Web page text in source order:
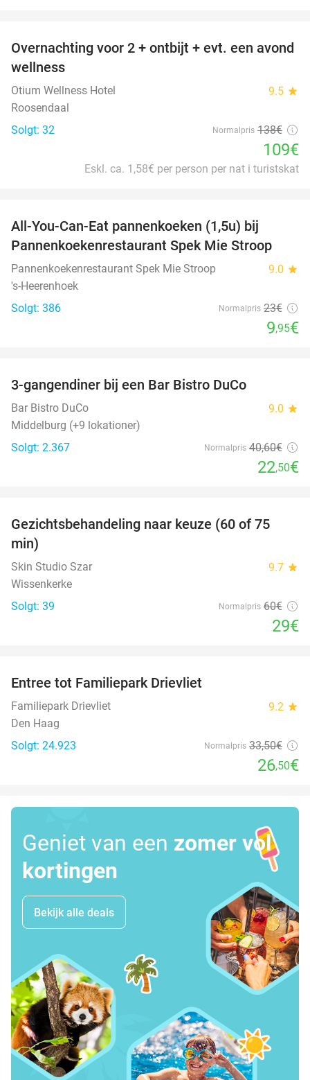
21%
Overnachting voor 2 + ontbijt + evt. een avond
wellness
Otium Wellness Hotel 9.5 star
Roosendaal
Solgt: 32
Normalpris 138€
109€
Eskl. ca. 1,58€ per person per nat i turistskat
All-You-Can-Eat pannenkoeken (1,5u) bij
Pannenkoekenrestaurant Spek Mie Stroop
Pannenkoekenrestaurant Spek Mie Stroop 9.0 star
's-Heerenhoek
Solgt: 386
Normalpris 23€
9,95€
3-gangendiner bij een Bar Bistro DuCo
Bar Bistro DuCo 9.0 star
Middelburg (+9 lokationer)
Solgt: 2.367
Normalpris 40,60€
22,50€
52%
Gezichtsbehandeling naar keuze (60 of 75
min)
Skin Studio Szar 9.7 star
Wissenkerke
Solgt: 39
Normalpris 60€
29€
Entree tot Familiepark Drievliet
Familiepark Drievliet 9.2 star
Den Haag
Solgt: 24.923
Normalpris 33,50€
26,50€
Geniet van een zomer vol
kortingen
Bekijk alle deals